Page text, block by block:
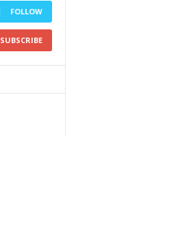
FOLLOW
SUBSCRIBE